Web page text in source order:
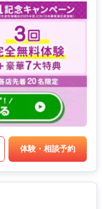
体験・相談予約